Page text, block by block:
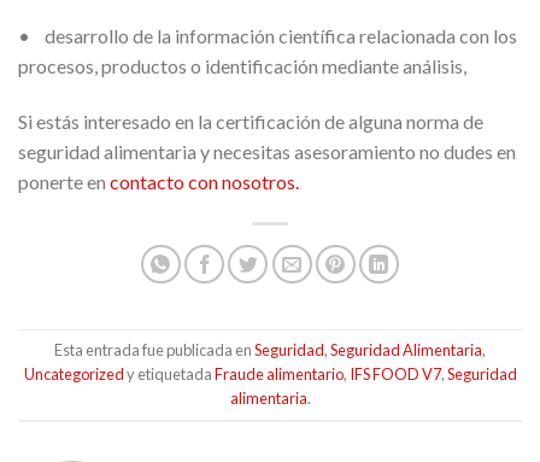
• desarrollo de la información científica relacionada con los
procesos, productos o identificación mediante análisis,
Si estás interesado en la certificación de alguna norma de
seguridad alimentaria y necesitas asesoramiento no dudes en
ponerte en contacto con nosotros.
Esta entrada fue publicada enSeguridad,Seguridad Alimentaria,
Uncategorizedy etiquetadaFraude alimentario, IFS FOOD V7,Seguridad
alimentaria.